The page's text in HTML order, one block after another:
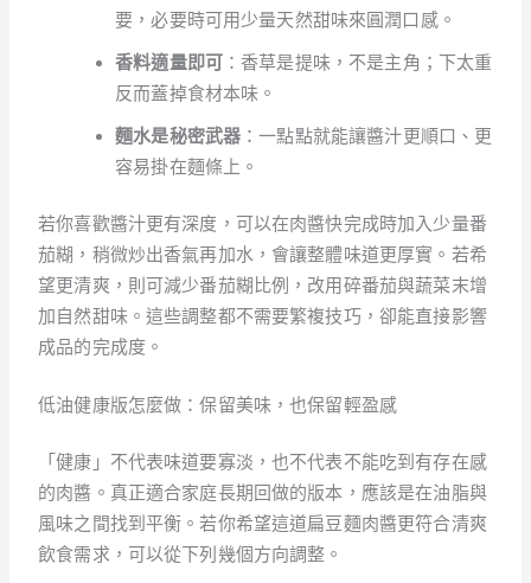
要，必要時可用少量天然甜味來圓潤口感。
香料適量即可 ：香草是提味，不是主角；下太重
反而蓋掉食材本味。
麵水是秘密武器 ：一點點就能讓醬汁更順口、更
容易掛在麵條上。
若你喜歡醬汁更有深度，可以在肉醬快完成時加入少量番
茄糊，稍微炒出香氣再加水，會讓整體味道更厚實。若希
望更清爽，則可減少番茄糊比例，改用碎番茄與蔬菜末增
加自然甜味。這些調整都不需要繁複技巧，卻能直接影響
成品的完成度。
低油健康版怎麼做：保留美味，也保留輕盈感
「健康」不代表味道要寡淡，也不代表不能吃到有存在感
的肉醬。真正適合家庭長期回做的版本，應該是在油脂與
風味之間找到平衡。若你希望這道扁豆麵肉醬更符合清爽
飲食需求，可以從下列幾個方向調整。